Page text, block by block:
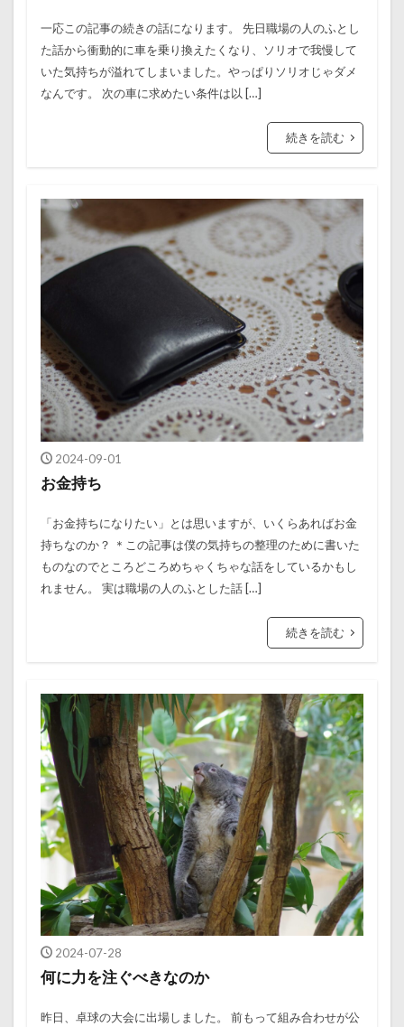
一応この記事の続きの話になります。 先日職場の人のふとし
た話から衝動的に車を乗り換えたくなり、ソリオで我慢して
いた気持ちが溢れてしまいました。やっぱりソリオじゃダメ
なんです。 次の車に求めたい条件は以 […]
続きを読む
2024-09-01
お金持ち
「お金持ちになりたい」とは思いますが、いくらあればお金
持ちなのか？ ＊この記事は僕の気持ちの整理のために書いた
ものなのでところどころめちゃくちゃな話をしているかもし
れません。 実は職場の人のふとした話 […]
続きを読む
2024-07-28
何に力を注ぐべきなのか
昨日、卓球の大会に出場しました。 前もって組み合わせが公